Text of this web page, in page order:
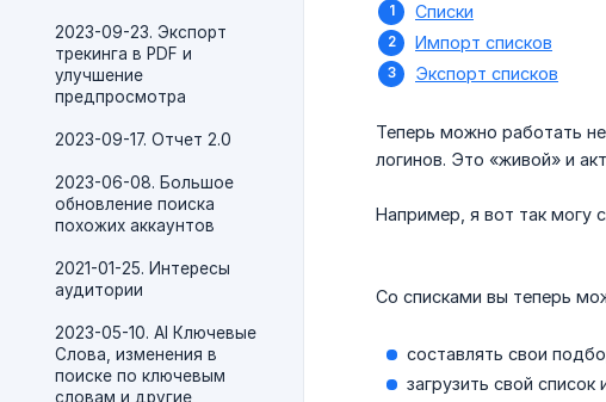
2023-09-23. Экспорт
трекинга в PDF и
улучшение
предпросмотра
2023-09-17. Отчет 2.0
2023-06-08. Большое
обновление поиска
похожих аккаунтов
2021-01-25. Интересы
аудитории
2023-05-10. AI Ключевые
Слова, изменения в
поиске по ключевым
словам и другие
Списки
Импорт списков
Экспорт списков
Теперь можно работать
логинов. Это «живой» и
Например, я вот так могу
Со списками вы теперь
составлять свои
загрузить свой